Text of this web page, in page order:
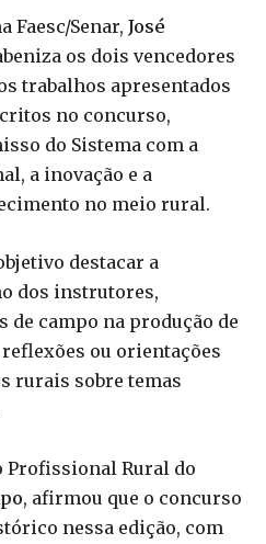
Faesc/Senar, José
os dois vencedores
trabalhos apresentados
no concurso,
do Sistema com a
a inovação e a
no meio rural.
destacar a
dos instrutores,
de campo na produção de
ou orientações
rurais sobre temas
Profissional Rural do
, afirmou que o concurso
nessa edição, com